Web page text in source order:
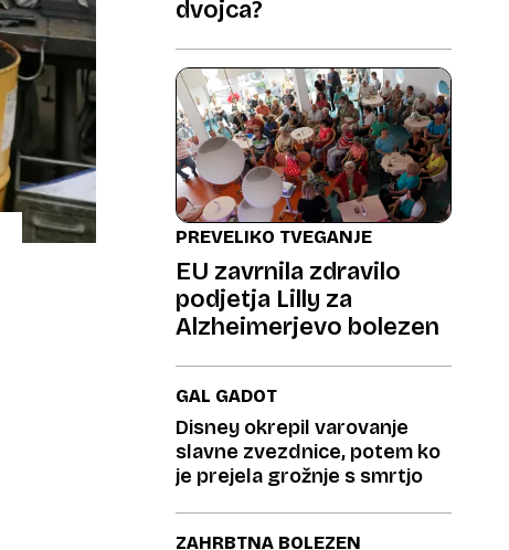
dvojca?
PREVELIKO TVEGANJE
EU zavrnila zdravilo
podjetja Lilly za
Alzheimerjevo bolezen
GAL GADOT
Disney okrepil varovanje
slavne zvezdnice, potem ko
je prejela grožnje s smrtjo
ZAHRBTNA BOLEZEN